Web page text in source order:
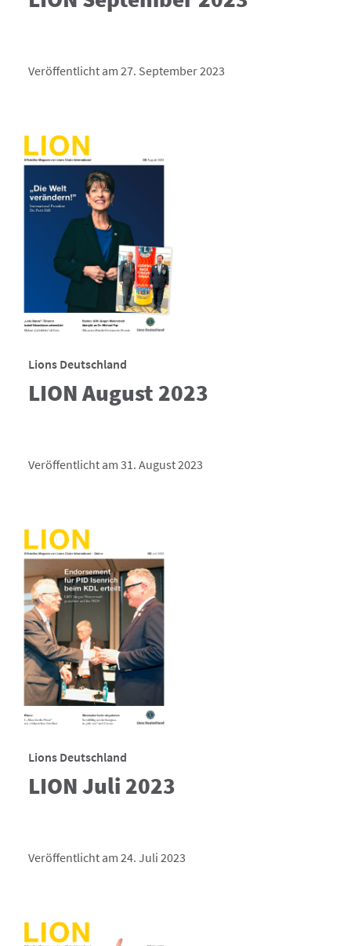
Veröffentlicht am 27. September 2023
Lions Deutschland
LION August 2023
Veröffentlicht am 31. August 2023
Lions Deutschland
LION Juli 2023
Veröffentlicht am 24. Juli 2023